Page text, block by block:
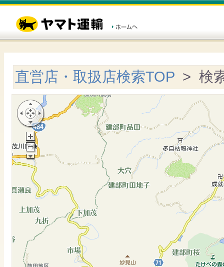
直営店・取扱店検索TOP > 検